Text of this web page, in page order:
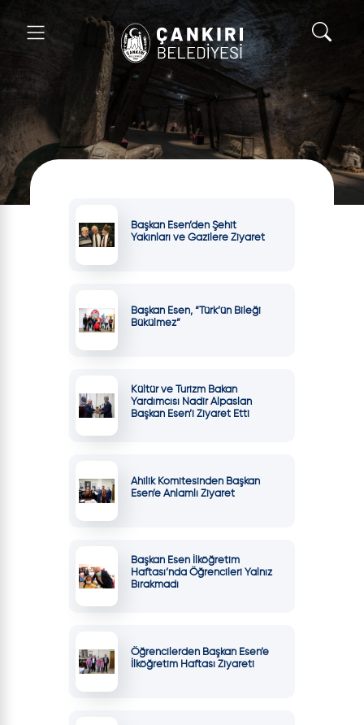
Başkan Esen’den Şehit
Yakınları ve Gazilere Ziyaret
Başkan Esen, “Türk’ün Bileği
Bükülmez”
Kültür ve Turizm Bakan
Yardımcısı Nadir Alpaslan
Başkan Esen’i Ziyaret Etti
Ahilik Komitesinden Başkan
Esen’e Anlamlı Ziyaret
Başkan Esen İlköğretim
Haftası’nda Öğrencileri Yalnız
Bırakmadı
Öğrencilerden Başkan Esen’e
İlköğretim Haftası Ziyareti